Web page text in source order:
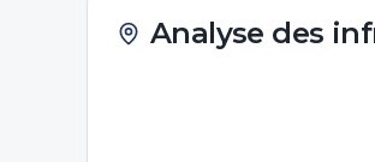
Analyse des